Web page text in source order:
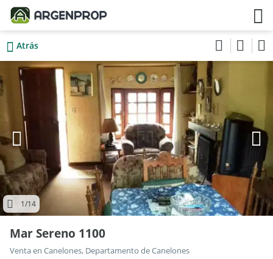
Atrás
1/14
Mar Sereno 1100
Venta en Canelones, Departamento de Canelones